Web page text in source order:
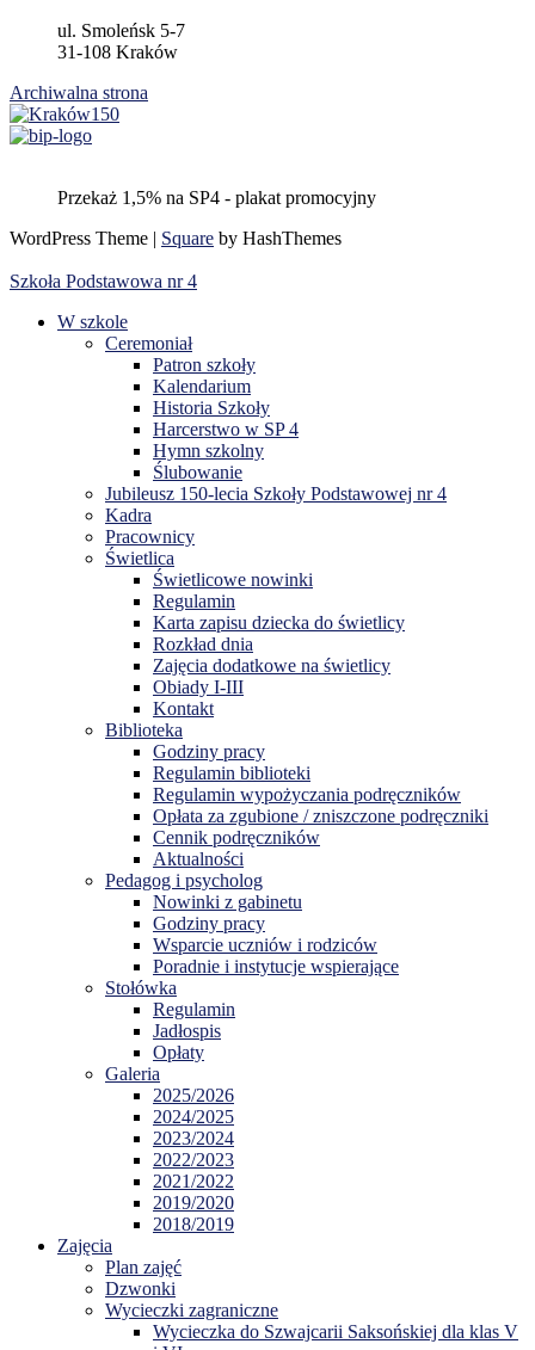
ul. Smoleńsk 5-7
31-108 Kraków
Archiwalna strona
Przekaż 1,5% na SP4 - plakat promocyjny
WordPress Theme | Square by HashThemes
Szkoła Podstawowa nr 4
W szkole
Ceremoniał
Patron szkoły
Kalendarium
Historia Szkoły
Harcerstwo w SP 4
Hymn szkolny
Ślubowanie
Jubileusz 150-lecia Szkoły Podstawowej nr 4
Kadra
Pracownicy
Świetlica
Świetlicowe nowinki
Regulamin
Karta zapisu dziecka do świetlicy
Rozkład dnia
Zajęcia dodatkowe na świetlicy
Obiady I-III
Kontakt
Biblioteka
Godziny pracy
Regulamin biblioteki
Regulamin wypożyczania podręczników
Opłata za zgubione / zniszczone podręczniki
Cennik podręczników
Aktualności
Pedagog i psycholog
Nowinki z gabinetu
Godziny pracy
Wsparcie uczniów i rodziców
Poradnie i instytucje wspierające
Stołówka
Regulamin
Jadłospis
Opłaty
Galeria
2025/2026
2024/2025
2023/2024
2022/2023
2021/2022
2019/2020
2018/2019
Zajęcia
Plan zajęć
Dzwonki
Wycieczki zagraniczne
Wycieczka do Szwajcarii Saksońskiej dla klas V